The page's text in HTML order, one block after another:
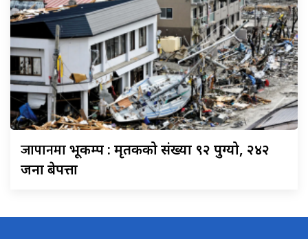
जापानमाभूकम्प : मृतकको संख्या ९२ पुग्यो, २४२
जना बेपत्ता